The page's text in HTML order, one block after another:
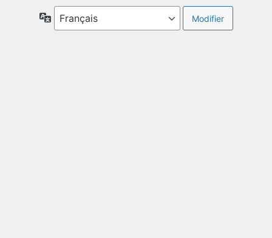
Langue